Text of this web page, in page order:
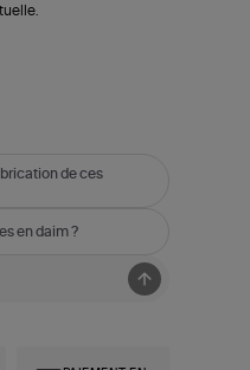
de ces
en daim ?